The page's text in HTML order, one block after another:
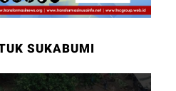
SUKABUMI